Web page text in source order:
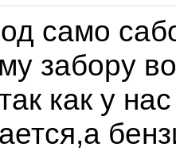
само
забору
как у